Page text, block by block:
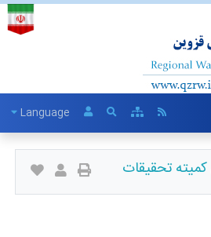
Language
تحقیقات